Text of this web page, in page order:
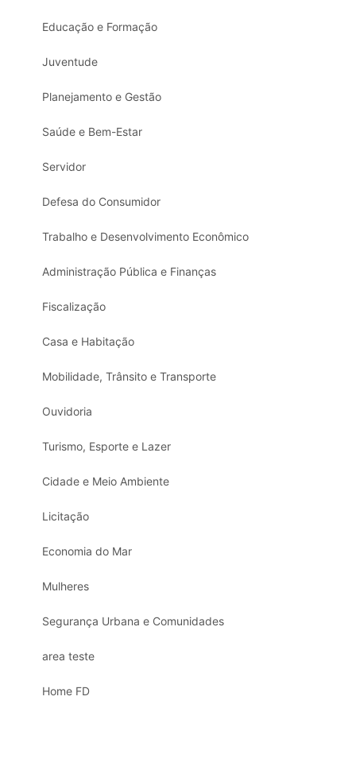
Educação e Formação
Juventude
Planejamento e Gestão
Saúde e Bem-Estar
Servidor
Defesa do Consumidor
Trabalho e Desenvolvimento Econômico
Administração Pública e Finanças
Fiscalização
Casa e Habitação
Mobilidade, Trânsito e Transporte
Ouvidoria
Turismo, Esporte e Lazer
Cidade e Meio Ambiente
Licitação
Economia do Mar
Mulheres
Segurança Urbana e Comunidades
area teste
Home FD